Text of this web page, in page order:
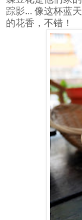
踪影... 像这杯蓝
的花香，不错！